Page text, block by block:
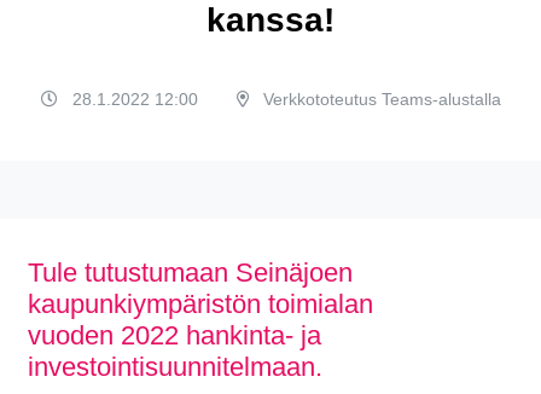
kanssa!
28.1.2022 12:00 Verkkototeutus Teams-alustalla
Tule tutustumaan Seinäjoen
kaupunkiympäristön toimialan
vuoden 2022 hankinta- ja
investointisuunnitelmaan.